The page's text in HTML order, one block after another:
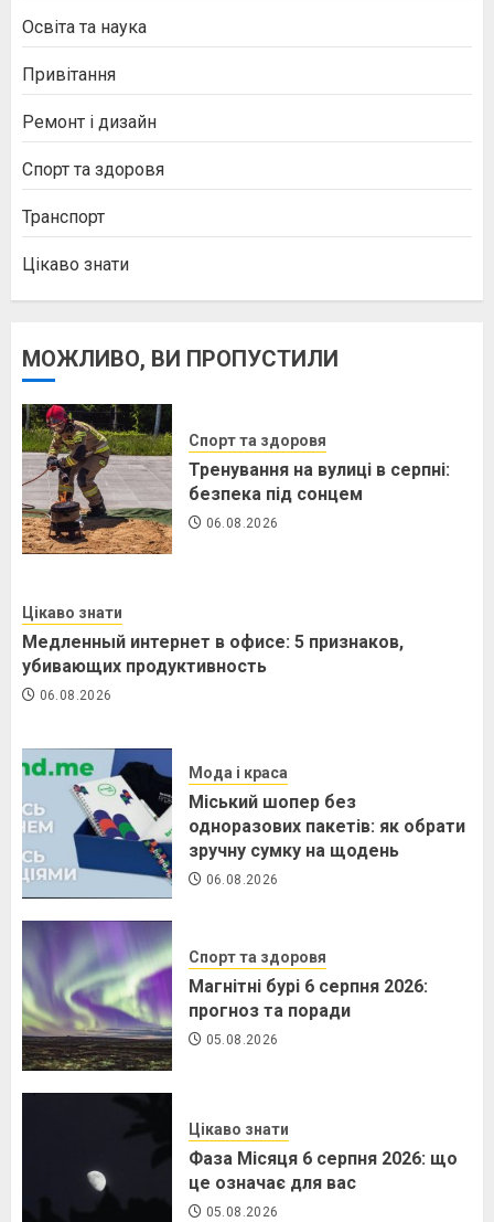
Освіта та наука
Привітання
Ремонт і дизайн
Спорт та здоровя
Транспорт
Цікаво знати
МОЖЛИВО, ВИ ПРОПУСТИЛИ
Спорт та здоровя
Тренування на вулиці в серпні:
безпека під сонцем
06.08.2026
Цікаво знати
Медленный интернет в офисе: 5 признаков,
убивающих продуктивность
06.08.2026
Мода і краса
Міський шопер без
одноразових пакетів: як обрати
зручну сумку на щодень
06.08.2026
Спорт та здоровя
Магнітні бурі 6 серпня 2026:
прогноз та поради
05.08.2026
Цікаво знати
Фаза Місяця 6 серпня 2026: що
це означає для вас
05.08.2026